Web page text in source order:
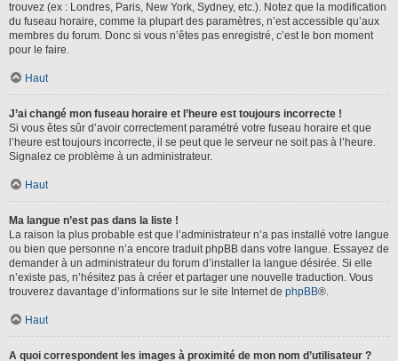
trouvez (ex : Londres, Paris, New York, Sydney, etc.). Notez que la modification
du fuseau horaire, comme la plupart des paramètres, n’est accessible qu’aux
membres du forum. Donc si vous n’êtes pas enregistré, c’est le bon moment
pour le faire.
Haut
J’ai changé mon fuseau horaire et l’heure est toujours incorrecte !
Si vous êtes sûr d’avoir correctement paramétré votre fuseau horaire et que
l’heure est toujours incorrecte, il se peut que le serveur ne soit pas à l’heure.
Signalez ce problème à un administrateur.
Haut
Ma langue n’est pas dans la liste !
La raison la plus probable est que l’administrateur n’a pas installé votre langue
ou bien que personne n’a encore traduit phpBB dans votre langue. Essayez de
demander à un administrateur du forum d’installer la langue désirée. Si elle
n’existe pas, n’hésitez pas à créer et partager une nouvelle traduction. Vous
trouverez davantage d’informations sur le site Internet de phpBB®.
Haut
A quoi correspondent les images à proximité de mon nom d’utilisateur ?